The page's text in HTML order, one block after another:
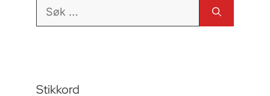
Søk
Stikkord